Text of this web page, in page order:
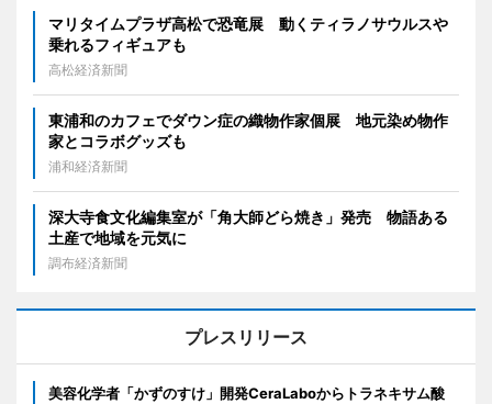
マリタイムプラザ高松で恐竜展 動くティラノサウルスや
乗れるフィギュアも
高松経済新聞
東浦和のカフェでダウン症の織物作家個展 地元染め物作
家とコラボグッズも
浦和経済新聞
深大寺食文化編集室が「角大師どら焼き」発売 物語ある
土産で地域を元気に
調布経済新聞
プレスリリース
美容化学者「かずのすけ」開発CeraLaboからトラネキサム酸